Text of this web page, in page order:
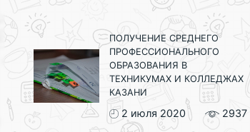
ПОЛУЧЕНИЕ СРЕДНЕГО
ПРОФЕССИОНАЛЬНОГО
ОБРАЗОВАНИЯ В
ТЕХНИКУМАХ И КОЛЛЕДЖАХ
КАЗАНИ
2 июля 2020 2937